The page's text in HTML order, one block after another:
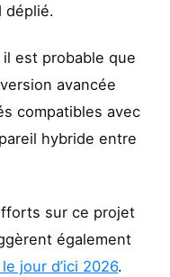
déplié.
il est probable que
avancée
compatibles avec
hybride entre
sur ce projet
également
jour d’ici 2026.